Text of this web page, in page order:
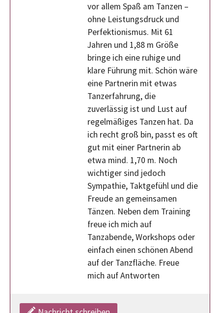
vor allem Spaß am Tanzen –
ohne Leistungsdruck und
Perfektionismus. Mit 61
Jahren und 1,88 m Größe
bringe ich eine ruhige und
klare Führung mit. Schön wäre
eine Partnerin mit etwas
Tanzerfahrung, die
zuverlässig ist und Lust auf
regelmäßiges Tanzen hat. Da
ich recht groß bin, passt es oft
gut mit einer Partnerin ab
etwa mind. 1,70 m. Noch
wichtiger sind jedoch
Sympathie, Taktgefühl und die
Freude an gemeinsamen
Tänzen. Neben dem Training
freue ich mich auf
Tanzabende, Workshops oder
einfach einen schönen Abend
auf der Tanzfläche. Freue
mich auf Antworten